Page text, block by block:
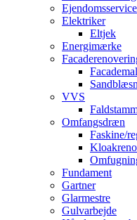
Elektriker
Eltjek
Energimærke
VVS
Omfangsdræn
Faskine/
Fundament
Gartner
Glarmestre
Gulvarbejde